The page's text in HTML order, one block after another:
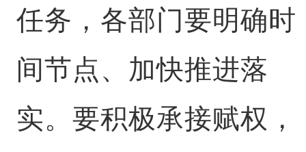
任务，各部门要明确时
间节点、加快推进落
实。要积极承接赋权，